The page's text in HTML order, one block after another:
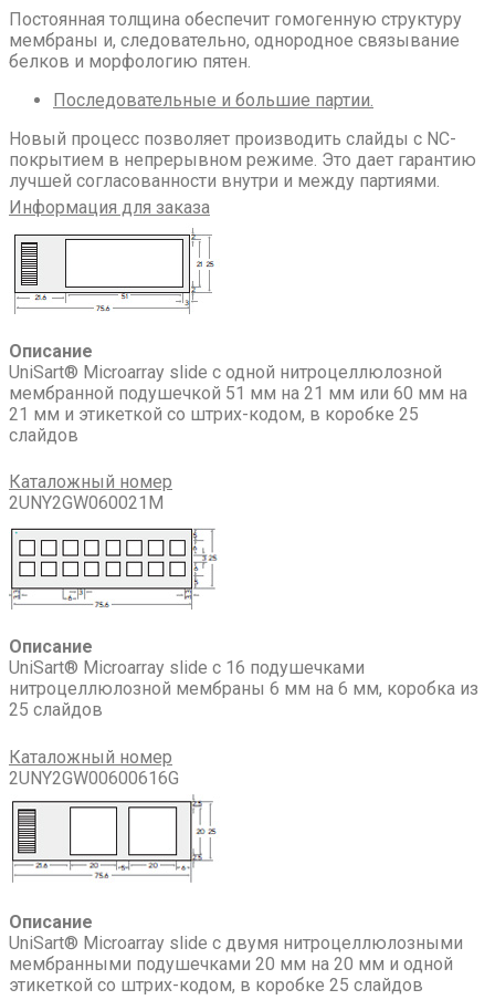
Постоянная толщина обеспечит гомогенную структуру
мембраны и, следовательно, однородное связывание
белков и морфологию пятен.
Последовательные и большие партии.
Новый процесс позволяет производить слайды с NC-
покрытием в непрерывном режиме. Это дает гарантию
лучшей согласованности внутри и между партиями.
Информация для заказа
Описание
UniSart® Microarray slide с одной нитроцеллюлозной
мембранной подушечкой 51 мм на 21 мм или 60 мм на
21 мм и этикеткой со штрих-кодом, в коробке 25
слайдов
Каталожный номер
2UNY2GW060021M
Описание
UniSart® Microarray slide с 16 подушечками
нитроцеллюлозной мембраны 6 мм на 6 мм, коробка из
25 слайдов
Каталожный номер
2UNY2GW00600616G
Описание
UniSart® Microarray slide с двумя нитроцеллюлозными
мембранными подушечками 20 мм на 20 мм и одной
этикеткой со штрих-кодом, в коробке 25 слайдов